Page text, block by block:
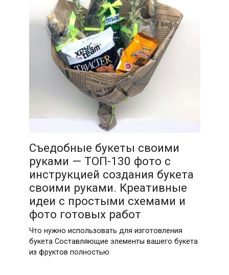
Съедобные букеты своими
руками — ТОП-130 фото с
инструкцией создания букета
своими руками. Креативные
идеи с простыми схемами и
фото готовых работ
Что нужно использовать для изготовления
букета Составляющие элементы вашего букета
из фруктов полностью